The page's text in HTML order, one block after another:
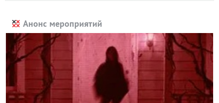
Анонс мероприятий